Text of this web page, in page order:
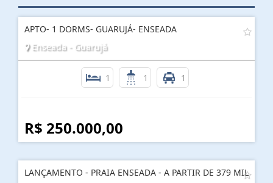
APTO- 1 DORMS- GUARUJÁ- ENSEADA
Enseada - Guarujá
1 1 1
R$ 250.000,00
LANÇAMENTO - PRAIA ENSEADA - A PARTIR DE 379 MIL